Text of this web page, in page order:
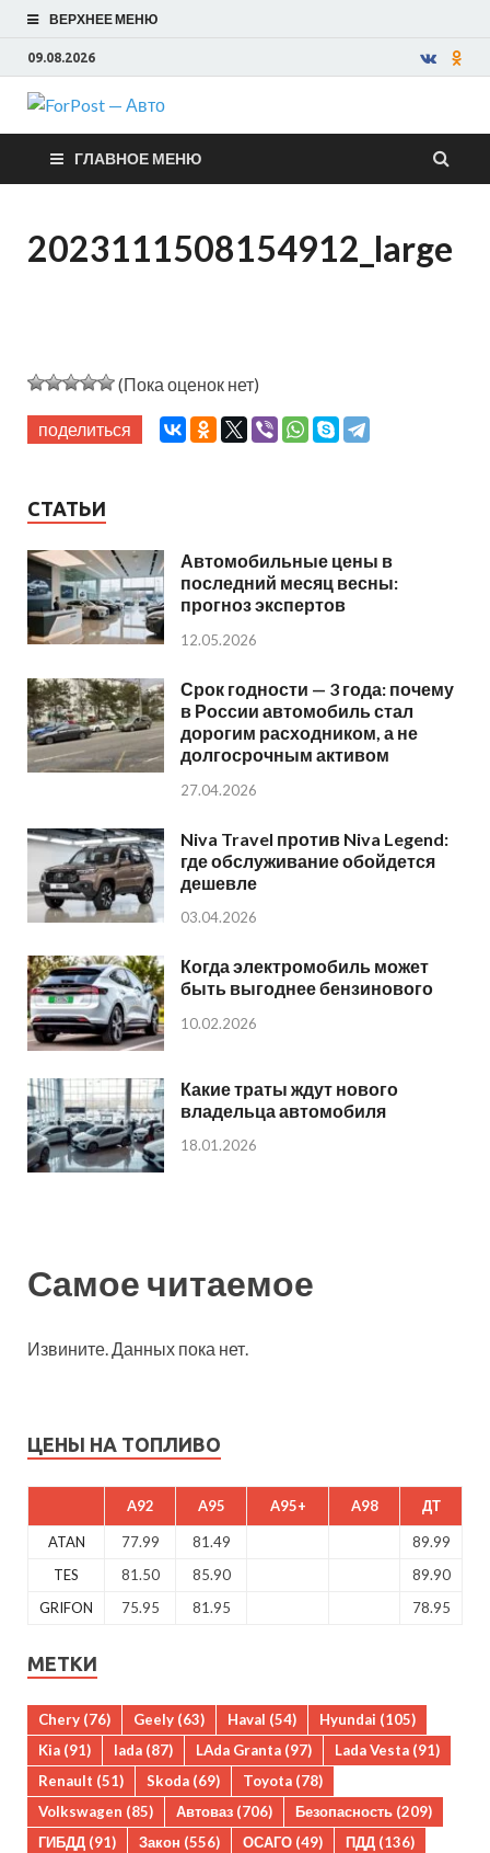
ВЕРХНЕЕ МЕНЮ
09.08.2026
ForPost —
Авто
ГЛАВНОЕ МЕНЮ
2023111508154912_large
(Пока оценок нет)
поделиться
СТАТЬИ
Автомобильные цены в
последний месяц весны:
прогноз экспертов
12.05.2026
Срок годности — 3 года: почему
в России автомобиль стал
дорогим расходником, а не
долгосрочным активом
27.04.2026
Niva Travel против Niva Legend:
где обслуживание обойдется
дешевле
03.04.2026
Когда электромобиль может
быть выгоднее бензинового
10.02.2026
Какие траты ждут нового
владельца автомобиля
18.01.2026
Самое читаемое
Извините. Данных пока нет.
ЦЕНЫ НА ТОПЛИВО
A92 A95 A95+ A98 ДТ
ATAN 77.99 81.49
89.99
TES
81.50 85.90
89.90
GRIFON
75.95 81.95 78.95
МЕТКИ
Chery (76) Geely (63) Haval (54) Hyundai (105)
Kia (91) lada (87) LAda Granta (97) Lada Vesta (91)
Renault (51) Skoda (69) Toyota (78)
Volkswagen (85) Автоваз (706) Безопасность (209)
ГИБДД (91) Закон (556) ОСАГО (49) ПДД (136)